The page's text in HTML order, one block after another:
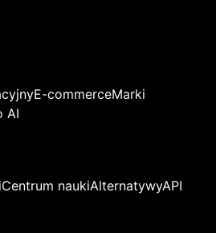
E-commerceMarki
AI
Centrum naukiAlternatywyAPI